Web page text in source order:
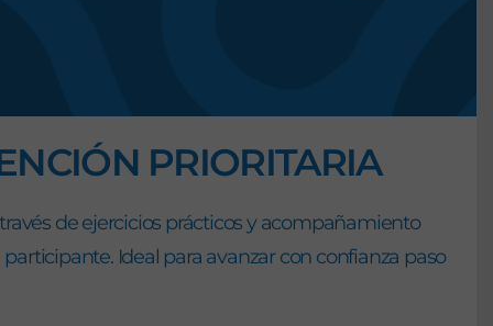
PRIORITARIA
de ejercicios prácticos y acompañamiento
Ideal para avanzar con confianza paso